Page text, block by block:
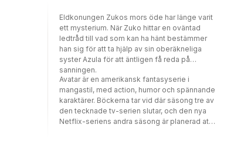
Eldkonungen Zukos mors öde har länge varit
ett mysterium. När Zuko hittar en oväntad
ledtråd till vad som kan ha hänt bestämmer
han sig för att ta hjälp av sin oberäkneliga
syster Azula för att äntligen få reda på
sanningen.
Avatar är en amerikansk fantasyserie i
mangastil, med action, humor och spännande
karaktärer. Böckerna tar vid där säsong tre av
den tecknade tv-serien slutar, och den nya
Netflix-seriens andra säsong är planerad att